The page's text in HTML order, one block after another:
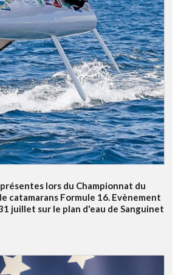
lors du Championnat du
catamarans Formule 16. Evènement
juillet sur le plan d'eau de Sanguinet